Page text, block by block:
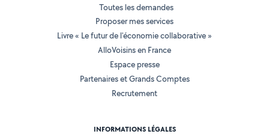
Toutes les demandes
Proposer mes services
Livre « Le futur de l'économie collaborative »
AlloVoisins en France
Espace presse
Partenaires et Grands Comptes
Recrutement
INFORMATIONS LÉGALES